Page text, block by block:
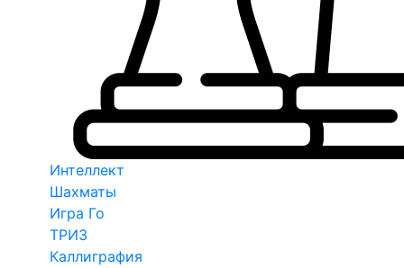
Интеллект
Шахматы
Игра Го
ТРИЗ
Каллиграфия